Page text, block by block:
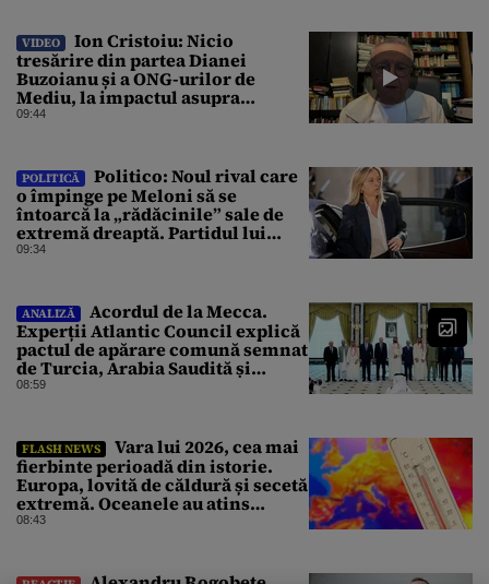
VIDEO
Ion Cristoiu: Nicio
tresărire din partea Dianei
Buzoianu și a ONG-urilor de
Mediu, la impactul asupra
Mediului al Operațiunii de pe
09:44
POLITICĂ
Politico: Noul rival care
o împinge pe Meloni să se
întoarcă la „rădăcinile” sale de
extremă dreaptă. Partidul lui
Vannacci a trecut de 7% în
09:34
ANALIZĂ
Acordul de la Mecca.
Experții Atlantic Council explică
pactul de apărare comună semnat
de Turcia, Arabia Saudită și
Pakistan
08:59
FLASH NEWS
Vara lui 2026, cea mai
fierbinte perioadă din istorie.
Europa, lovită de căldură și secetă
extremă. Oceanele au atins
temperaturi record
08:43